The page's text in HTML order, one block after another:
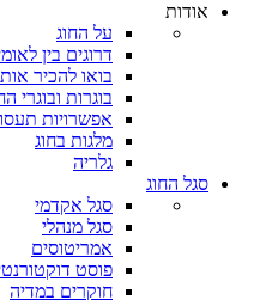
אודות
על החוג
דרוגים בין
בואו להכיר
בוגרות ובוגרי
אפשרויות
מלגות בחוג
גלריה
סגל החוג
סגל אקדמי
סגל מנהלי
אמריטוסים
פוסט
חוקרים במדיה